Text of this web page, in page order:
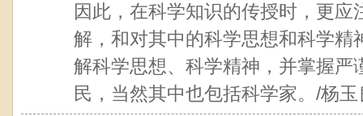
因此，在科学知识的传授时，更
解，和对其中的科学思想和科学
解科学思想、科学精神，并掌握
民，当然其中也包括科学家。/杨玉